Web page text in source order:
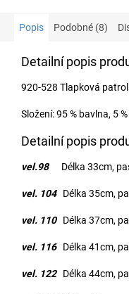
Popis Podobné (8)
Detailní popis
920-528 Tlapková
Složení: 95 % bavlna, 5
Detailní popis
vel.98 Délka 33cm,
vel. 104Délka 35cm,
vel. 110Délka 37cm,
vel. 116Délka 41cm,
vel. 122Délka 44cm,